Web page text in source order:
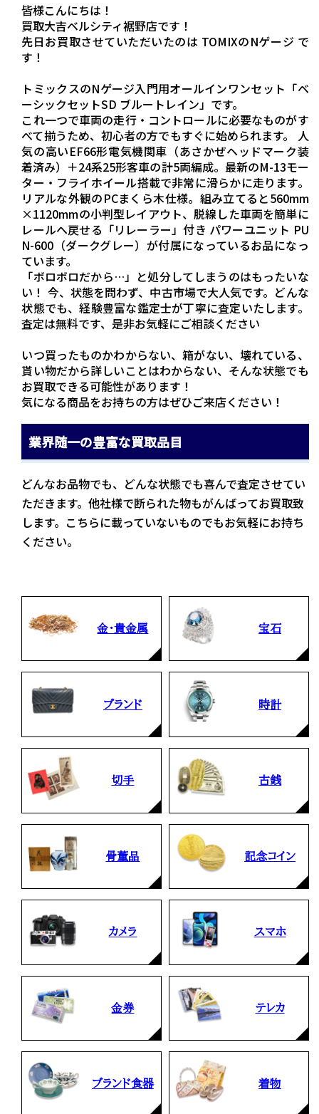
皆様こんにちは！
買取大吉ベルシティ裾野店です！
先日お買取させていただいたのは TOMIXのNゲージ で
す！
トミックスのNゲージ入門用オールインワンセット「ベ
ーシックセットSD ブルートレイン」です。
これ一つで車両の走行・コントロールに必要なものがす
べて揃うため、初心者の方でもすぐに始められます。 人
気の高いEF66形電気機関車（あさかぜヘッドマーク装
着済み）＋24系25形客車の計5両編成。最新のM-13モー
ター・フライホイール搭載で非常に滑らかに走ります。
リアルな外観のPCまくら木仕様。組み立てると560mm
×1120mmの小判型レイアウト、脱線した車両を簡単に
レールへ戻せる「リレーラー」付き パワーユニット PU
N-600（ダークグレー）が付属になっているお品になっ
ています。
「ボロボロだから…」と処分してしまうのはもったいな
い！ 今、状態を問わず、中古市場で大人気です。どんな
状態でも、経験豊富な鑑定士が丁寧に査定いたします。
査定は無料です、是非お気軽にご相談ください
いつ買ったものかわからない、箱がない、壊れている、
貰い物だから詳しいことはわからない、そんな状態でも
お買取できる可能性があります！
気になる商品をお持ちの方はぜひご来店ください！
業界随一の豊富な買取品目
どんなお品物でも、どんな状態でも喜んで査定させてい
ただきます。他社様で断られた物もがんばってお買取致
します。こちらに載っていないものでもお気軽にお持ち
ください。
金・貴金属 宝石
ブランド 時計
切手 古銭
骨董品 記念コイン
カメラ スマホ
金券 テレカ
ブランド食器 着物